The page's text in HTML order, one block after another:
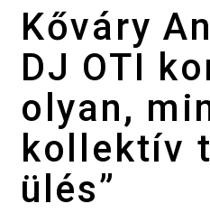
Kőváry
DJ OTI
olyan,
kollektív
ülés”